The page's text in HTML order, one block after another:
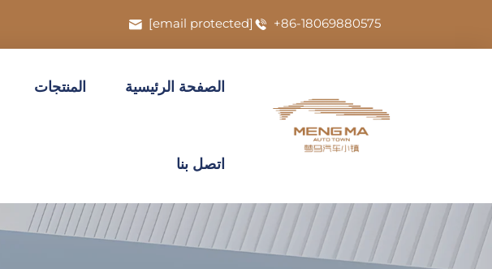
+86-18069880575
[email protected]
الصفحة الرئيسية المنتجات
اتصل بنا